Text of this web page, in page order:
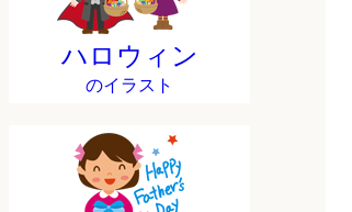
ハロウィン
のイラスト